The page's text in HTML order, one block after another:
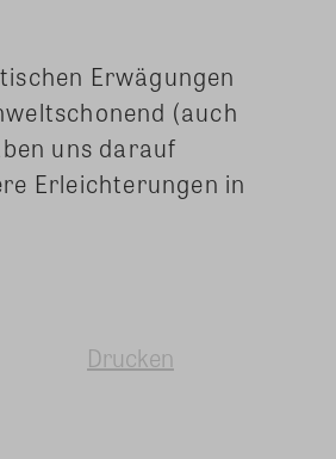
Erwägungen
(auch
uns darauf
Erleichterungen in
Drucken